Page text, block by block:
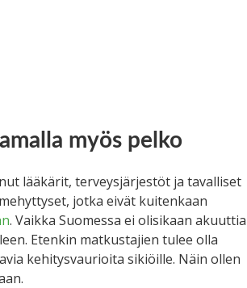
myös pelko
lääkärit, terveysjärjestöt ja tavalliset
jotka eivät kuitenkaan
. Vaikka Suomessa ei olisikaan akuuttia
Etenkin matkustajien tulee olla
kehitysvaurioita sikiöille. Näin ollen